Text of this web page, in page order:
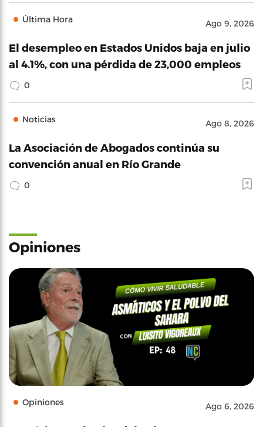
Última Hora Ago 9, 2026
El desempleo en Estados Unidos baja en julio
al 4.1%, con una pérdida de 23,000 empleos
0
Noticias Ago 8, 2026
La Asociación de Abogados continúa su
convención anual en Río Grande
0
Opiniones
Opiniones Ago 6, 2026